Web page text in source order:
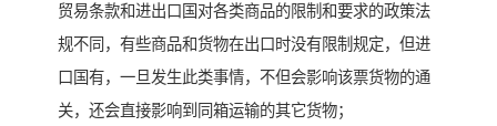
贸易条款和进出口国对各类商品的限制和要求的政策法
规不同，有些商品和货物在出口时没有限制规定，但进
口国有，一旦发生此类事情，不但会影响该票货物的通
关，还会直接影响到同箱运输的其它货物；